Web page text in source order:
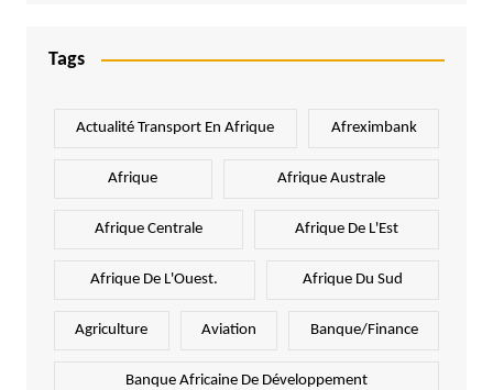
Tags
Actualité Transport En Afrique Afreximbank
Afrique Afrique Australe
Afrique Centrale Afrique De L'Est
Afrique De L'Ouest. Afrique Du Sud
Agriculture Aviation Banque/Finance
Banque Africaine De Développement